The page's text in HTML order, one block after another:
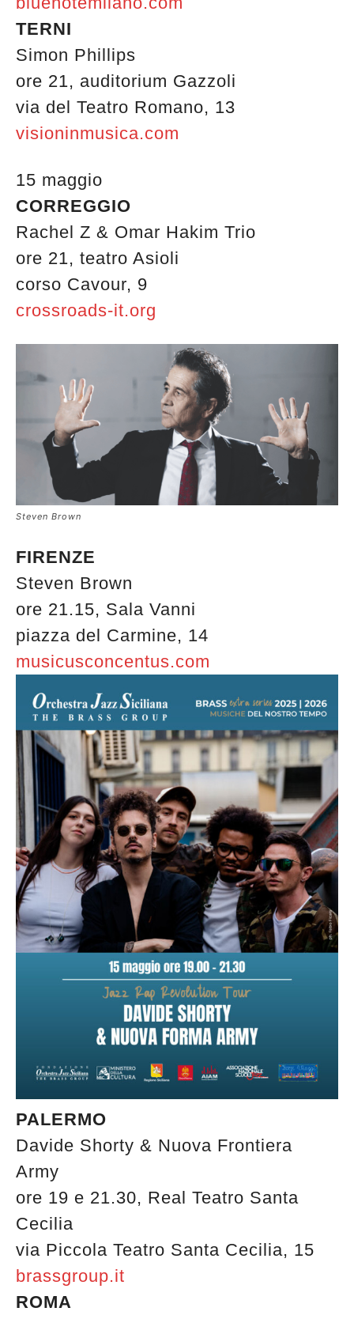
TERNI
Simon Phillips
ore 21, auditorium Gazzoli
via del Teatro Romano, 13
visioninmusica.com
15 maggio
CORREGGIO
Rachel Z & Omar Hakim Trio
ore 21, teatro Asioli
corso Cavour, 9
crossroads-it.org
Steven Brown
FIRENZE
Steven Brown
ore 21.15, Sala Vanni
piazza del Carmine, 14
musicusconcentus.com
PALERMO
Davide Shorty & Nuova Frontiera
Army
ore 19 e 21.30, Real Teatro Santa
Cecilia
via Piccola Teatro Santa Cecilia, 15
brassgroup.it
ROMA